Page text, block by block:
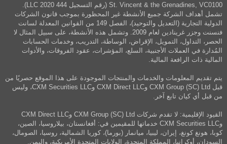
St. Vincent & the Grenadines, VC0100 (رقم التسجيل 444 LLC 2020).
تشمل أهداف الشركة جميع الأنشطة غير المحظورة بموجب قانون الشركات
الدولية التجارية (التعديل والتوحيد)، الفصل 149 من القوانين المعدلة لسانت
فنسنت وجزر غرينادين لعام 2009. وتشمل هذه الأنشطة، على سبيل المثال لا
الحصر، التداول، التمويل، الإقراض، الوساطة، التدريب، وخدمات الحسابات
المُدارة في العملات الأجنبية، السلع، المؤشرات، عقود الفروقات، والأدوات
المالية ذات الرافعة المالية.
يتم تقديم المعلومات والخدمات والمنتجات الموجودة على هذا الموقع حصريًا من
قبل CXM Group (SC) Ltd وCXM Direct LLC وCXM Securities LLC، وليس
من قبل أي كيان تابع آخر.
القيود الإقليمية: لا تقدم شركات CXM Group (SC) Ltd وCXM Direct LLC
وCXM Securities LLC خدماتها للمقيمين في: أفغانستان، بيلاروسيا، الصين،
كوبا، هونغ كونغ، إيران، ليبيا، ميانمار (بورما)، كوريا الشمالية، روسيا، الصومال،
السودان، أوكرانيا، المملكة المتحدة، الولايات المتحدة الأمريكية، واليمن.